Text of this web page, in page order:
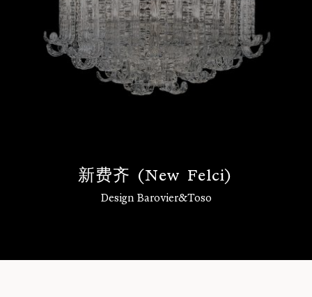
新费齐 (New Felci)
Design Barovier&Toso